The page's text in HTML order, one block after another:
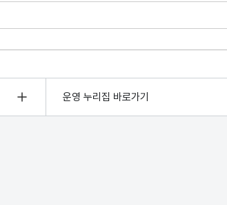
운영 누리집 바로가기